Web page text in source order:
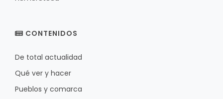
CONTENIDOS
De total actualidad
Qué ver y hacer
Pueblos y comarca